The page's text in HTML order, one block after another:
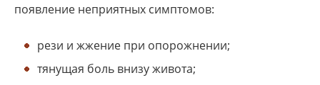
появление неприятных симптомов:
рези и жжение при опорожнении;
тянущая боль внизу живота;